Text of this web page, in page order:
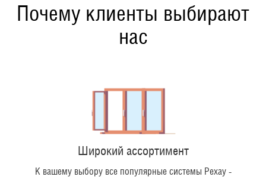
Почему клиенты выбирают
нас
Широкий ассортимент
К вашему выбору все популярные системы Рехау -